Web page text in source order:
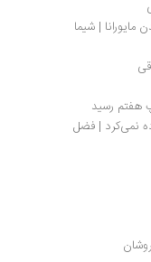
یادداشتی بر واقعی چیست؟ پرونده ناپدید‌شدن مایورانا | شیما
یادداشتی بر انشتین هرگز از فلش‌کارت استفاده نمی‌کرد | فضل